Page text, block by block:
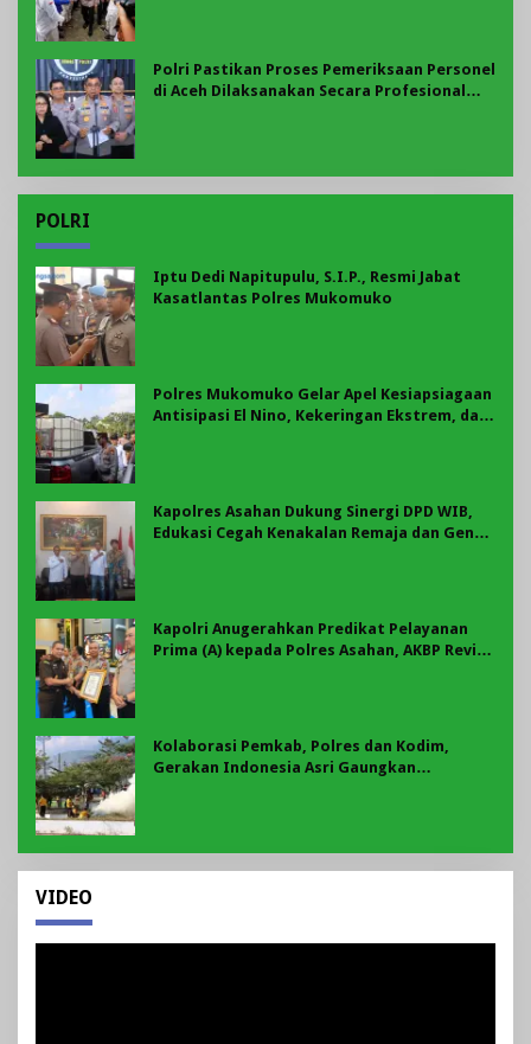
Polri Pastikan Proses Pemeriksaan Personel
di Aceh Dilaksanakan Secara Profesional
POLRI
Iptu Dedi Napitupulu, S.I.P., Resmi Jabat
Kasatlantas Polres Mukomuko
Polres Mukomuko Gelar Apel Kesiapsiagaan
Antisipasi El Nino, Kekeringan Ekstrem, dan
Kapolres Asahan Dukung Sinergi DPD WIB,
Edukasi Cegah Kenakalan Remaja dan Geng
Kapolri Anugerahkan Predikat Pelayanan
Prima (A) kepada Polres Asahan, AKBP Revi
Kolaborasi Pemkab, Polres dan Kodim,
Gerakan Indonesia Asri Gaungkan
VIDEO